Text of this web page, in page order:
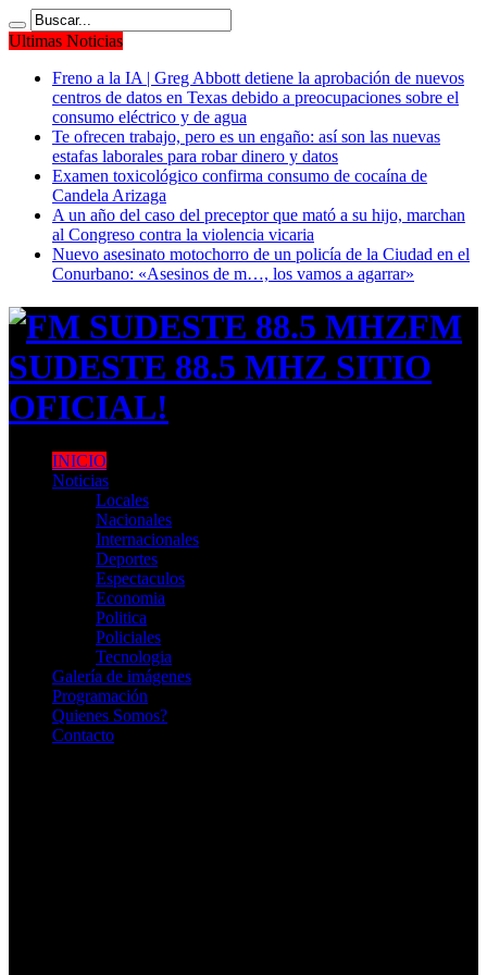
Ultimas Noticias
Freno a la IA | Greg Abbott detiene la aprobación de nuevos
centros de datos en Texas debido a preocupaciones sobre el
consumo eléctrico y de agua
Te ofrecen trabajo, pero es un engaño: así son las nuevas
estafas laborales para robar dinero y datos
Examen toxicológico confirma consumo de cocaína de
Candela Arizaga
A un año del caso del preceptor que mató a su hijo, marchan
al Congreso contra la violencia vicaria
Nuevo asesinato motochorro de un policía de la Ciudad en el
Conurbano: «Asesinos de m…, los vamos a agarrar»
FM
SUDESTE 88.5 MHZ SITIO
OFICIAL!
INICIO
Noticias
Locales
Nacionales
Internacionales
Deportes
Espectaculos
Economia
Politica
Policiales
Tecnologia
Galería de imágenes
Programación
Quienes Somos?
Contacto